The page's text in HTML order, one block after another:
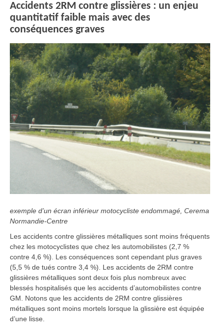
Accidents 2RM contre glissières : un enjeu
quantitatif faible mais avec des
conséquences graves
exemple d’un écran inférieur motocycliste endommagé, Cerema
Normandie-Centre
Les accidents contre glissières métalliques sont moins fréquents
chez les motocyclistes que chez les automobilistes (2,7 %
contre 4,6 %). Les conséquences sont cependant plus graves
(5,5 % de tués contre 3,4 %). Les accidents de 2RM contre
glissières métalliques sont deux fois plus nombreux avec
blessés hospitalisés que les accidents d’automobilistes contre
GM. Notons que les accidents de 2RM contre glissières
métalliques sont moins mortels lorsque la glissière est équipée
d’une lisse.